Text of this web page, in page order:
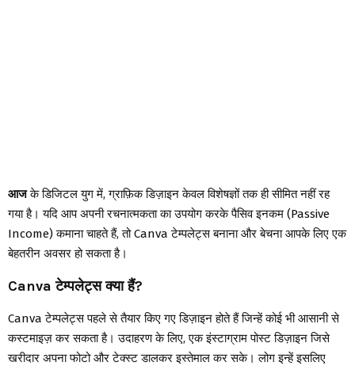
आजके डिजिटल युग में, ग्राफ़िक डिज़ाइन केवल विशेषज्ञों तक ही सीमित नहीं रह
गया है। यदि आप अपनी रचनात्मकता का उपयोग करके पैसिव इनकम (Passive
Income) कमाना चाहते हैं, तो Canva टेम्पलेट्स बनाना और बेचना आपके लिए एक
बेहतरीन अवसर हो सकता है।
Canva टेम्पलेट्स क्या हैं?
Canva टेम्पलेट्स पहले से तैयार किए गए डिज़ाइन होते हैं जिन्हें कोई भी आसानी से
कस्टमाइज़ कर सकता है। उदाहरण के लिए, एक इंस्टाग्राम पोस्ट डिज़ाइन जिसे
खरीदार अपना फोटो और टेक्स्ट डालकर इस्तेमाल कर सके। लोग इन्हें इसलिए